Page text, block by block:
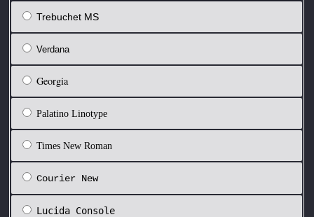
Trebuchet MS
Verdana
Georgia
Palatino Linotype
Times New Roman
Courier New
Lucida Console